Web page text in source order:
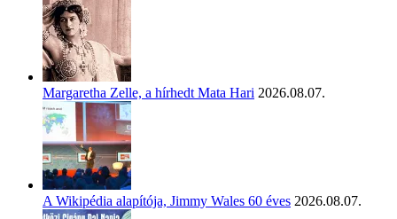
Margaretha Zelle, a hírhedt Mata Hari 2026.08.07.
A Wikipédia alapítója, Jimmy Wales 60 éves 2026.08.07.